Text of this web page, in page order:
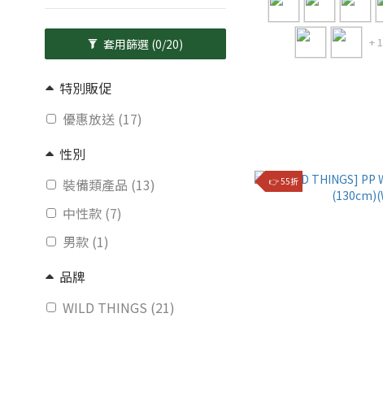
套用篩選 (0/20)
特別販促
優惠放送 (17)
性別
裝備類產品 (13)
中性款 (7)
男款 (1)
品牌
WILD THINGS (21)
+ 1
👉 55折